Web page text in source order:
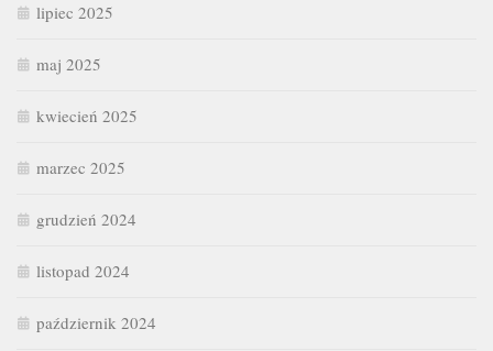
lipiec 2025
maj 2025
kwiecień 2025
marzec 2025
grudzień 2024
listopad 2024
październik 2024